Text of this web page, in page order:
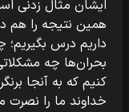
ایشان مثال زدنی
همین نتیجه را هم
داریم درس بگیریم؛
بحران‌ها چه
کنیم که به آنجا
خداوند ما را نصرت